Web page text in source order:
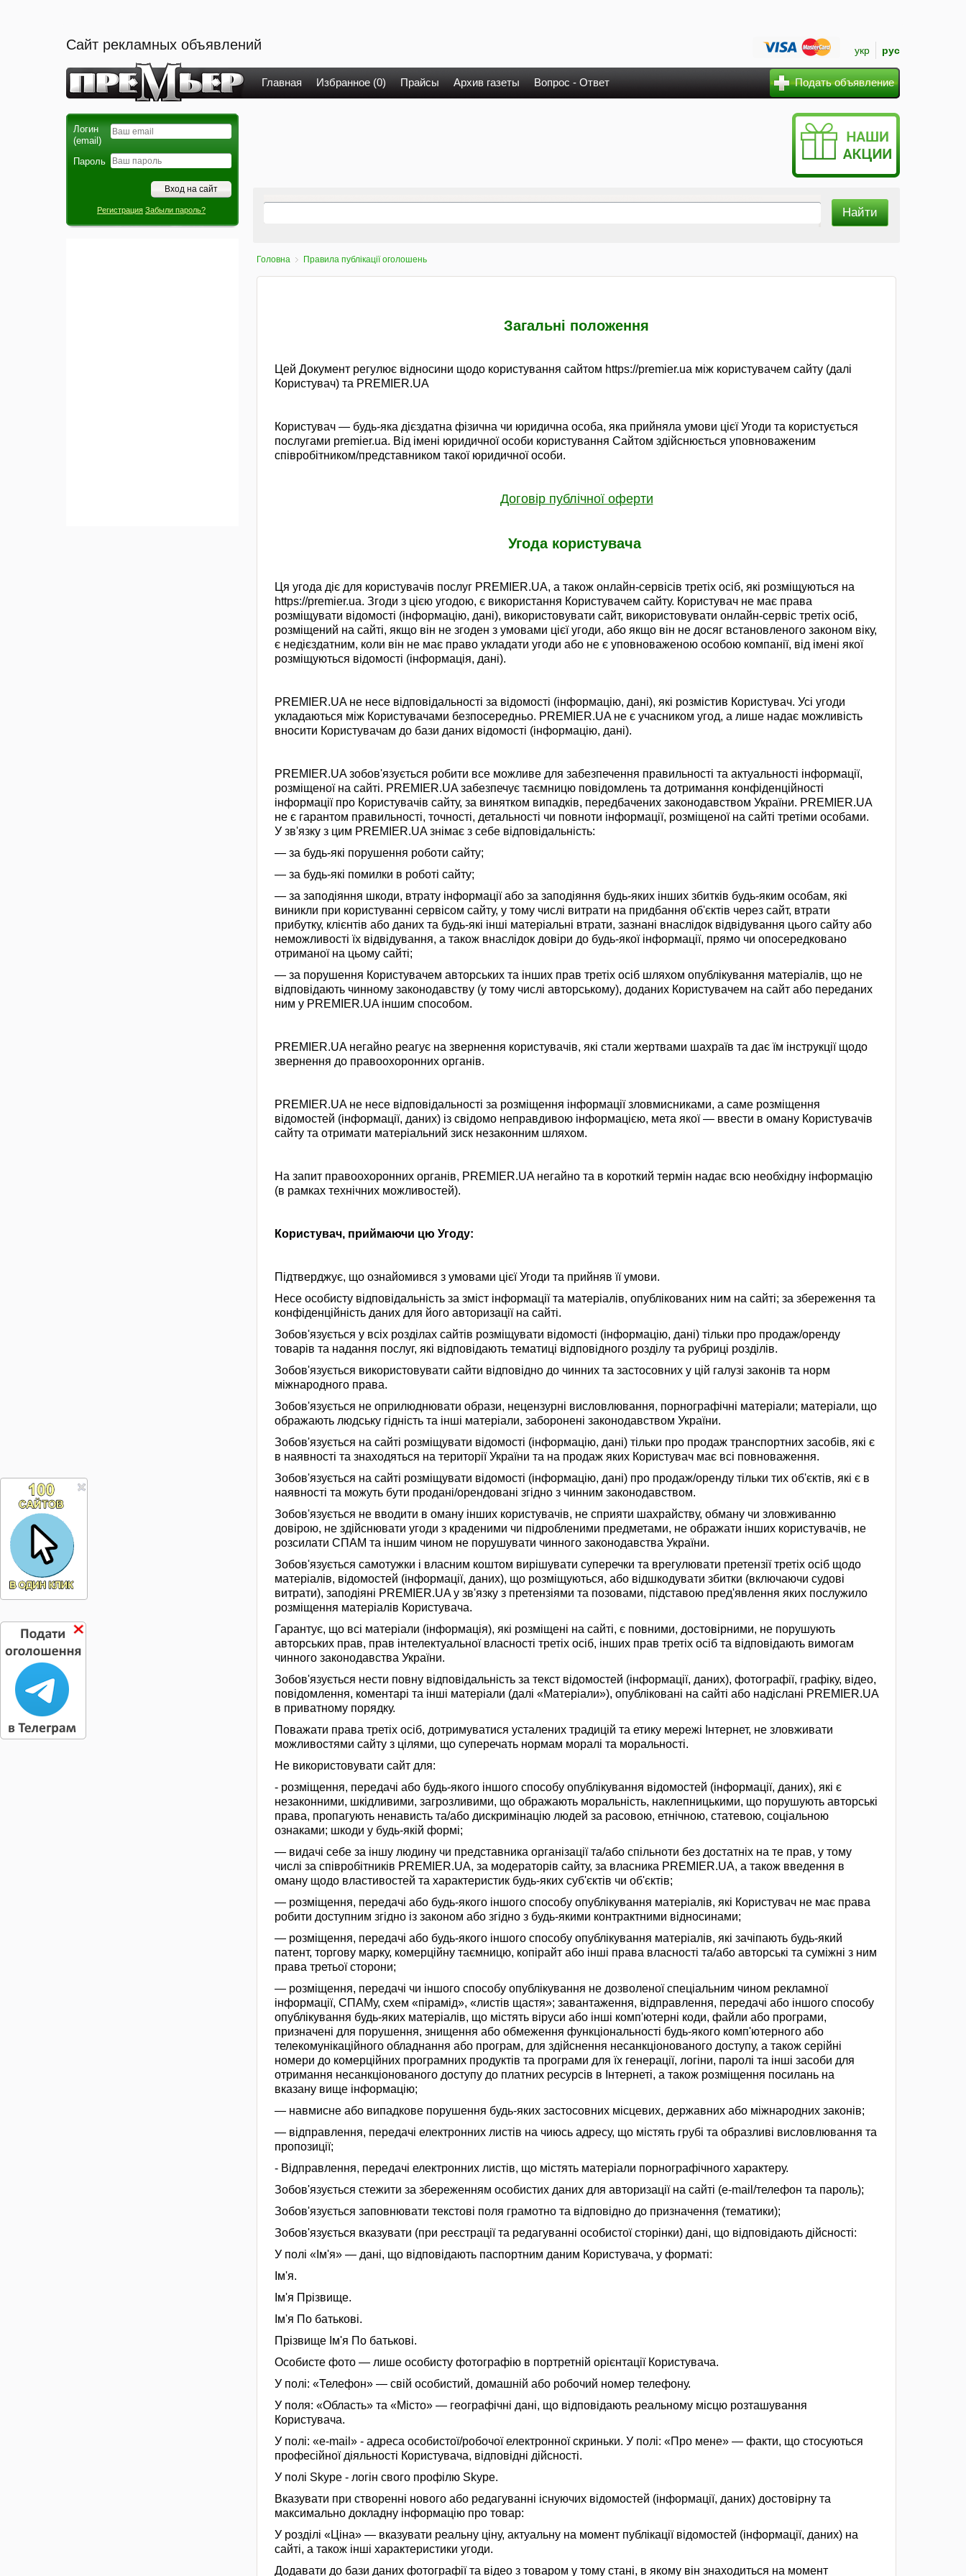
Сайт рекламных объявлений укр рус
Главная Избранное (0) Прайсы Архив газеты Вопрос - Ответ Подать объявление
Логин
(email)
Пароль
Регистрация Забыли пароль?
Головна Правила публікації оголошень
Загальні положення
Цей Документ регулює відносини щодо користування сайтом https://premier.ua між користувачем сайту (далі
Користувач) та PREMIER.UA
Користувач — будь-яка дієздатна фізична чи юридична особа, яка прийняла умови цієї Угоди та користується
послугами premier.ua. Від імені юридичної особи користування Сайтом здійснюється уповноваженим
співробітником/представником такої юридичної особи.
Договір публічної оферти
Угода користувача
Ця угода діє для користувачів послуг PREMIER.UA, а також онлайн-сервісів третіх осіб, які розміщуються на
https://premier.ua. Згоди з цією угодою, є використання Користувачем сайту. Користувач не має права
розміщувати відомості (інформацію, дані), використовувати сайт, використовувати онлайн-сервіс третіх осіб,
розміщений на сайті, якщо він не згоден з умовами цієї угоди, або якщо він не досяг встановленого законом віку,
є недієздатним, коли він не має право укладати угоди або не є уповноваженою особою компанії, від імені якої
розміщуються відомості (інформація, дані).
PREMIER.UA не несе відповідальності за відомості (інформацію, дані), які розмістив Користувач. Усі угоди
укладаються між Користувачами безпосередньо. PREMIER.UA не є учасником угод, а лише надає можливість
вносити Користувачам до бази даних відомості (інформацію, дані).
PREMIER.UA зобов'язується робити все можливе для забезпечення правильності та актуальності інформації,
розміщеної на сайті. PREMIER.UA забезпечує таємницю повідомлень та дотримання конфіденційності
інформації про Користувачів сайту, за винятком випадків, передбачених законодавством України. PREMIER.UA
не є гарантом правильності, точності, детальності чи повноти інформації, розміщеної на сайті третіми особами.
У зв'язку з цим PREMIER.UA знімає з себе відповідальність:
— за будь-які порушення роботи сайту;
— за будь-які помилки в роботі сайту;
— за заподіяння шкоди, втрату інформації або за заподіяння будь-яких інших збитків будь-яким особам, які
виникли при користуванні сервісом сайту, у тому числі витрати на придбання об'єктів через сайт, втрати
прибутку, клієнтів або даних та будь-які інші матеріальні втрати, зазнані внаслідок відвідування цього сайту або
неможливості їх відвідування, а також внаслідок довіри до будь-якої інформації, прямо чи опосередковано
отриманої на цьому сайті;
— за порушення Користувачем авторських та інших прав третіх осіб шляхом опублікування матеріалів, що не
відповідають чинному законодавству (у тому числі авторському), доданих Користувачем на сайт або переданих
ним у PREMIER.UA іншим способом.
PREMIER.UA негайно реагує на звернення користувачів, які стали жертвами шахраїв та дає їм інструкції щодо
звернення до правоохоронних органів.
PREMIER.UA не несе відповідальності за розміщення інформації зловмисниками, а саме розміщення
відомостей (інформації, даних) із свідомо неправдивою інформацією, мета якої — ввести в оману Користувачів
сайту та отримати матеріальний зиск незаконним шляхом.
На запит правоохоронних органів, PREMIER.UA негайно та в короткий термін надає всю необхідну інформацію
(в рамках технічних можливостей).
Користувач, приймаючи цю Угоду:
Підтверджує, що ознайомився з умовами цієї Угоди та прийняв її умови.
Несе особисту відповідальність за зміст інформації та матеріалів, опублікованих ним на сайті; за збереження та
конфіденційність даних для його авторизації на сайті.
Зобов'язується у всіх розділах сайтів розміщувати відомості (інформацію, дані) тільки про продаж/оренду
товарів та надання послуг, які відповідають тематиці відповідного розділу та рубриці розділів.
Зобов'язується використовувати сайти відповідно до чинних та застосовних у цій галузі законів та норм
міжнародного права.
Зобов'язується не оприлюднювати образи, нецензурні висловлювання, порнографічні матеріали; матеріали, що
ображають людську гідність та інші матеріали, заборонені законодавством України.
Зобов'язується на сайті розміщувати відомості (інформацію, дані) тільки про продаж транспортних засобів, які є
в наявності та знаходяться на території України та на продаж яких Користувач має всі повноваження.
Зобов'язується на сайті розміщувати відомості (інформацію, дані) про продаж/оренду тільки тих об'єктів, які є в
наявності та можуть бути продані/орендовані згідно з чинним законодавством.
Зобов'язується не вводити в оману інших користувачів, не сприяти шахрайству, обману чи зловживанню
довірою, не здійснювати угоди з краденими чи підробленими предметами, не ображати інших користувачів, не
розсилати СПАМ та іншим чином не порушувати чинного законодавства України.
Зобов'язується самотужки і власним коштом вирішувати суперечки та врегулювати претензії третіх осіб щодо
матеріалів, відомостей (інформації, даних), що розміщуються, або відшкодувати збитки (включаючи судові
витрати), заподіяні PREMIER.UA у зв'язку з претензіями та позовами, підставою пред'явлення яких послужило
розміщення матеріалів Користувача.
Гарантує, що всі матеріали (інформація), які розміщені на сайті, є повними, достовірними, не порушують
авторських прав, прав інтелектуальної власності третіх осіб, інших прав третіх осіб та відповідають вимогам
чинного законодавства України.
Зобов'язується нести повну відповідальність за текст відомостей (інформації, даних), фотографії, графіку, відео,
повідомлення, коментарі та інші матеріали (далі «Матеріали»), опубліковані на сайті або надіслані PREMIER.UA
в приватному порядку.
Поважати права третіх осіб, дотримуватися усталених традицій та етику мережі Інтернет, не зловживати
можливостями сайту з цілями, що суперечать нормам моралі та моральності.
Не використовувати сайт для:
- розміщення, передачі або будь-якого іншого способу опублікування відомостей (інформації, даних), які є
незаконними, шкідливими, загрозливими, що ображають моральність, наклепницькими, що порушують авторські
права, пропагують ненависть та/або дискримінацію людей за расовою, етнічною, статевою, соціальною
ознаками; шкоди у будь-якій формі;
— видачі себе за іншу людину чи представника організації та/або спільноти без достатніх на те прав, у тому
числі за співробітників PREMIER.UA, за модераторів сайту, за власника PREMIER.UA, а також введення в
оману щодо властивостей та характеристик будь-яких суб'єктів чи об'єктів;
— розміщення, передачі або будь-якого іншого способу опублікування матеріалів, які Користувач не має права
робити доступним згідно із законом або згідно з будь-якими контрактними відносинами;
— розміщення, передачі або будь-якого іншого способу опублікування матеріалів, які зачіпають будь-який
патент, торгову марку, комерційну таємницю, копірайт або інші права власності та/або авторські та суміжні з ним
права третьої сторони;
— розміщення, передачі чи іншого способу опублікування не дозволеної спеціальним чином рекламної
інформації, СПАМу, схем «пірамід», «листів щастя»; завантаження, відправлення, передачі або іншого способу
опублікування будь-яких матеріалів, що містять віруси або інші комп'ютерні коди, файли або програми,
призначені для порушення, знищення або обмеження функціональності будь-якого комп'ютерного або
телекомунікаційного обладнання або програм, для здійснення несанкціонованого доступу, а також серійні
номери до комерційних програмних продуктів та програми для їх генерації, логіни, паролі та інші засоби для
отримання несанкціонованого доступу до платних ресурсів в Інтернеті, а також розміщення посилань на
вказану вище інформацію;
— навмисне або випадкове порушення будь-яких застосовних місцевих, державних або міжнародних законів;
— відправлення, передачі електронних листів на чиюсь адресу, що містять грубі та образливі висловлювання та
пропозиції;
- Відправлення, передачі електронних листів, що містять матеріали порнографічного характеру.
Зобов'язується стежити за збереженням особистих даних для авторизації на сайті (e-mail/телефон та пароль);
Зобов'язується заповнювати текстові поля грамотно та відповідно до призначення (тематики);
Зобов'язується вказувати (при реєстрації та редагуванні особистої сторінки) дані, що відповідають дійсності:
У полі «Ім'я» — дані, що відповідають паспортним даним Користувача, у форматі:
Ім'я.
Ім'я Прізвище.
Ім'я По батькові.
Прізвище Ім'я По батькові.
Особисте фото — лише особисту фотографію в портретній орієнтації Користувача.
У полі: «Телефон» — свій особистий, домашній або робочий номер телефону.
У поля: «Область» та «Місто» — географічні дані, що відповідають реальному місцю розташування
Користувача.
У полі: «e-mail» - адреса особистої/робочої електронної скриньки. У полі: «Про мене» — факти, що стосуються
професійної діяльності Користувача, відповідні дійсності.
У полі Skype - логін свого профілю Skype.
Вказувати при створенні нового або редагуванні існуючих відомостей (інформації, даних) достовірну та
максимально докладну інформацію про товар:
У розділі «Ціна» — вказувати реальну ціну, актуальну на момент публікації відомостей (інформації, даних) на
сайті, а також інші характеристики угоди.
Додавати до бази даних фотографії та відео з товаром у тому стані, в якому він знаходиться на момент